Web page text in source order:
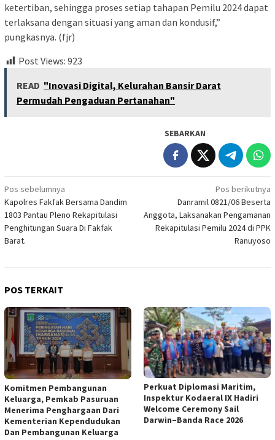
ketertiban, sehingga proses setiap tahapan Pemilu 2024 dapat
terlaksana dengan situasi yang aman dan kondusif,”
pungkasnya. (fjr)
Post Views: 923
READ "Inovasi Digital, Kelurahan Bansir Darat
Permudah Pengaduan Pertanahan"
SEBARKAN
Navigasi
pos
Pos sebelumnya
Kapolres Fakfak Bersama Dandim
1803 Pantau Pleno Rekapitulasi
Penghitungan Suara Di Fakfak
Barat.
Pos berikutnya
Danramil 0821/06 Beserta
Anggota, Laksanakan Pengamanan
Rekapitulasi Pemilu 2024 di PPK
Ranuyoso
POS TERKAIT
Komitmen Pembangunan
Keluarga, Pemkab Pasuruan
Menerima Penghargaan Dari
Kementerian Kependudukan
Dan Pembangunan Keluarga
Perkuat Diplomasi Maritim,
Inspektur Kodaeral IX Hadiri
Welcome Ceremony Sail
Darwin–Banda Race 2026